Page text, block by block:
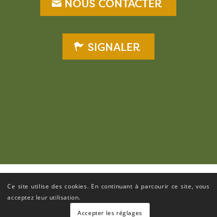
NOUS CONTACTER
SIGNALER
Ce site utilise des cookies. En continuant à parcourir ce site, vous
acceptez leur utilisation.
Accepter les réglages